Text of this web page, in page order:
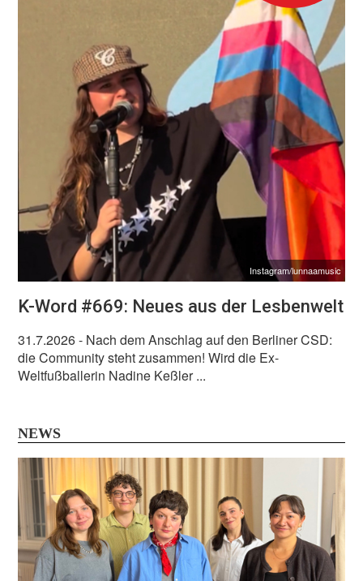
Instagram/lunnaamusic
K-Word #669: Neues aus der Lesbenwelt
31.7.2026- Nach dem Anschlag auf den Berliner CSD:
die Community steht zusammen! Wird die Ex-
Weltfußballerin Nadine Keßler ...
NEWS